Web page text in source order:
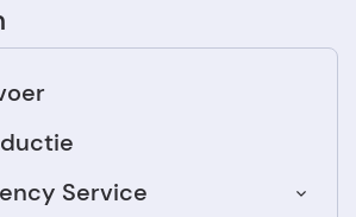
Service